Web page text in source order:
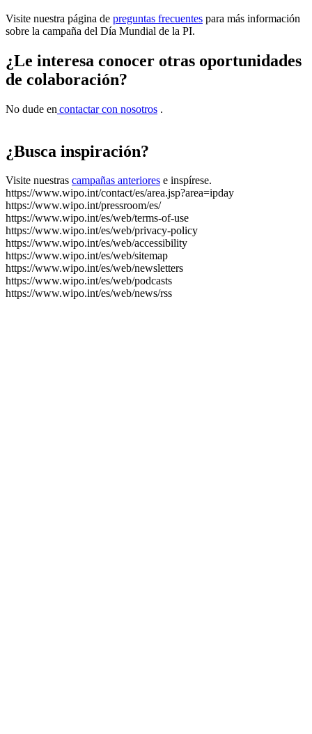
Visite nuestra página de preguntas frecuentes para más información
sobre la campaña del Día Mundial de la PI.
¿Le interesa conocer otras oportunidades
de colaboración?
No dude en contactar con nosotros .
¿Busca inspiración?
Visite nuestras campañas anteriores e inspírese.
https://www.wipo.int/contact/es/area.jsp?area=ipday
https://www.wipo.int/pressroom/es/
https://www.wipo.int/es/web/terms-of-use
https://www.wipo.int/es/web/privacy-policy
https://www.wipo.int/es/web/accessibility
https://www.wipo.int/es/web/sitemap
https://www.wipo.int/es/web/newsletters
https://www.wipo.int/es/web/podcasts
https://www.wipo.int/es/web/news/rss